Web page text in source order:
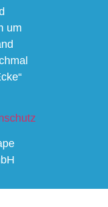
um